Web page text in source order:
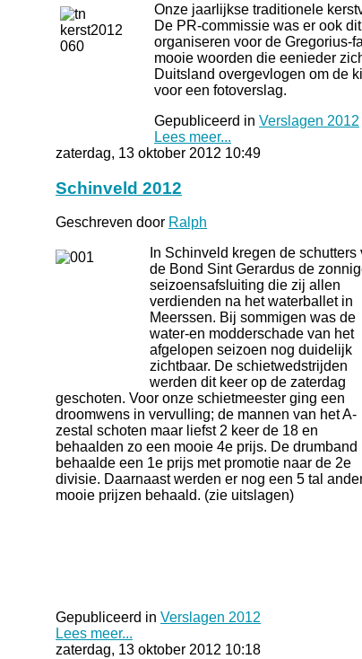
Onze jaarlijkse traditionele
De PR-commissie was er ook
organiseren voor de Gregorius-
mooie woorden die eenieder
Duitsland overgevlogen om de
voor een fotoverslag.
Gepubliceerd in Verslagen 2012
Lees meer...
zaterdag, 13 oktober 2012 10:49
Schinveld 2012
Geschreven door Ralph
In Schinveld kregen de schutters
de Bond Sint Gerardus de
seizoensafsluiting die zij allen
verdienden na het waterballet in
Meerssen. Bij sommigen was de
water-en modderschade van het
afgelopen seizoen nog duidelijk
zichtbaar. De schietwedstrijden
werden dit keer op de zaterdag
geschoten. Voor onze schietmeester ging een
droomwens in vervulling; de mannen van het A-
zestal schoten maar liefst 2 keer de 18 en
behaalden zo een mooie 4e prijs. De drumband
behaalde een 1e prijs met promotie naar de 2e
divisie. Daarnaast werden er nog een 5 tal
mooie prijzen behaald. (zie uitslagen)
Gepubliceerd in Verslagen 2012
Lees meer...
zaterdag, 13 oktober 2012 10:18